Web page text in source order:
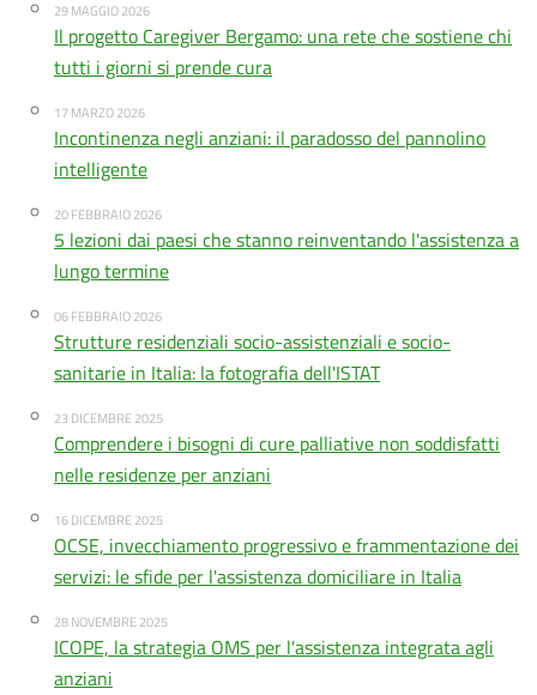
29 MAGGIO 2026
Il progetto Caregiver Bergamo: una rete che sostiene chi
tutti i giorni si prende cura
17 MARZO 2026
Incontinenza negli anziani: il paradosso del pannolino
intelligente
20 FEBBRAIO 2026
5 lezioni dai paesi che stanno reinventando l'assistenza a
lungo termine
06 FEBBRAIO 2026
Strutture residenziali socio-assistenziali e socio-
sanitarie in Italia: la fotografia dell'ISTAT
23 DICEMBRE 2025
Comprendere i bisogni di cure palliative non soddisfatti
nelle residenze per anziani
16 DICEMBRE 2025
OCSE, invecchiamento progressivo e frammentazione dei
servizi: le sfide per l'assistenza domiciliare in Italia
28 NOVEMBRE 2025
ICOPE, la strategia OMS per l'assistenza integrata agli
anziani